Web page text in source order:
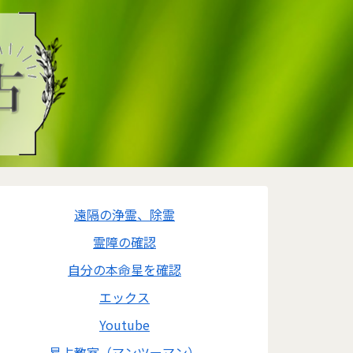
遠隔の浄霊、除霊
霊障の確認
自分の本命星を確認
エックス
Youtube